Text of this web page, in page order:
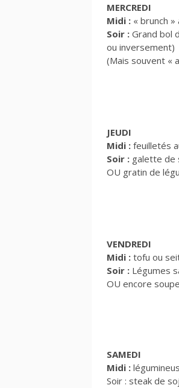
MERCREDI
Midi : « brunch
Soir : Grand bol
ou inversement)
(Mais souvent «
JEUDI
Midi : feuilletés
Soir : galette de
OU gratin de
VENDREDI
Midi : tofu ou
Soir : Légumes
OU encore
SAMEDI
Midi :
Soir : steak de